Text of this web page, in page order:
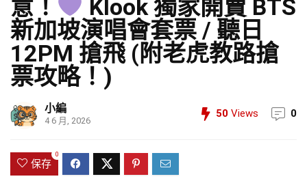
意！
Klook 獨家開賣 BTS
新加坡演唱會套票 / 聽日
12PM 搶飛 (附老虎教路搶
票攻略！)
小編
4 6 月, 2026
50 Views 0
保存
0